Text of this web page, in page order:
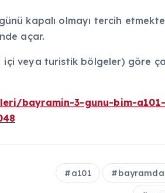
kapalı olmayı tercih
açar.
içi veya turistik bölgeler) göre
bayramin-3-gunu-bim-
a101